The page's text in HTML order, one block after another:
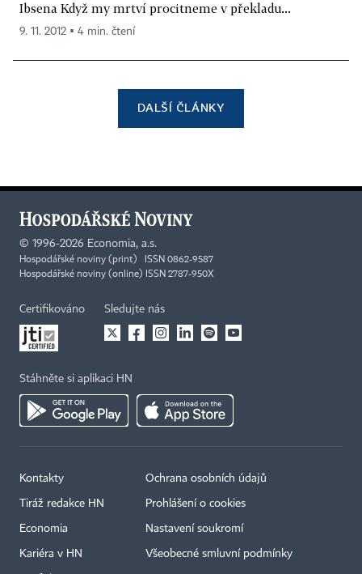
Ibsena Když my mrtví procitneme v překladu...
9. 11. 2012 ▪ 4 min. čtení
DALŠÍ ČLÁNKY
© 1996-2026 Economia, a.s.
Hospodářské noviny (print) ISSN 0862-9587
Hospodářské noviny (online) ISSN 2787-950X
Certifikováno Sledujte nás
Stáhněte si aplikaci HN
Kontakty
Tiráž redakce HN
Economia
Kariéra v HN
Ochrana osobních údajů
Prohlášení o cookies
Nastavení soukromí
Všeobecné smluvní podmínky